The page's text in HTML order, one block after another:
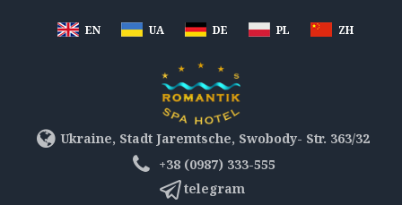
EN UA DE PL ZH
Ukraine, Stadt Jaremtsche, Swobody- Str. 363/32
+38 (0987) 333-555
telegram